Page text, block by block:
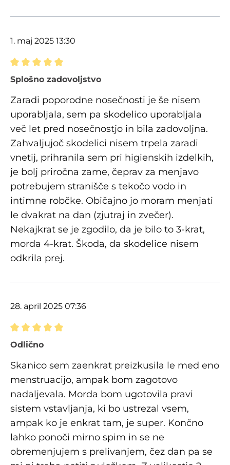
1. maj 2025 13:30
Ocena z oceno 5 od 5 zvezdic
Splošno zadovoljstvo
Zaradi poporodne nosečnosti je še nisem
uporabljala, sem pa skodelico uporabljala
več let pred nosečnostjo in bila zadovoljna.
Zahvaljujoč skodelici nisem trpela zaradi
vnetij, prihranila sem pri higienskih izdelkih,
je bolj priročna zame, čeprav za menjavo
potrebujem stranišče s tekočo vodo in
intimne robčke. Običajno jo moram menjati
le dvakrat na dan (zjutraj in zvečer).
Nekajkrat se je zgodilo, da je bilo to 3-krat,
morda 4-krat. Škoda, da skodelice nisem
odkrila prej.
28. april 2025 07:36
Ocena z oceno 5 od 5 zvezdic
Odlično
Skanico sem zaenkrat preizkusila le med eno
menstruacijo, ampak bom zagotovo
nadaljevala. Morda bom ugotovila pravi
sistem vstavljanja, ki bo ustrezal vsem,
ampak ko je enkrat tam, je super. Končno
lahko ponoči mirno spim in se ne
obremenjujem s prelivanjem, čez dan pa se